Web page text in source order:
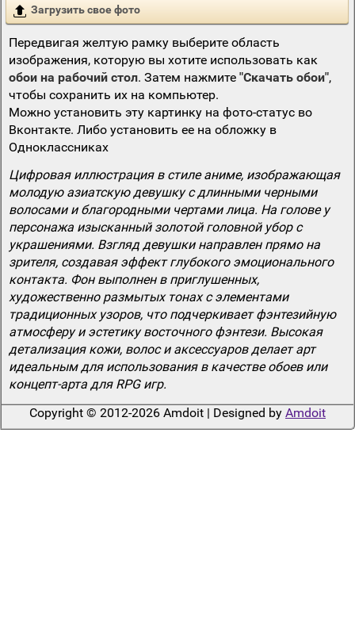
Загрузить свое фото
Передвигая желтую рамку выберите область
изображения, которую вы хотите использовать как
обои на рабочий стол. Затем нажмите "Скачать обои",
чтобы сохранить их на компьютер.
Можно установить эту картинку на фото-статус во
Вконтакте. Либо установить ее на обложку в
Одноклассниках
Цифровая иллюстрация в стиле аниме, изображающая
молодую азиатскую девушку с длинными черными
волосами и благородными чертами лица. На голове у
персонажа изысканный золотой головной убор с
украшениями. Взгляд девушки направлен прямо на
зрителя, создавая эффект глубокого эмоционального
контакта. Фон выполнен в приглушенных,
художественно размытых тонах с элементами
традиционных узоров, что подчеркивает фэнтезийную
атмосферу и эстетику восточного фэнтези. Высокая
детализация кожи, волос и аксессуаров делает арт
идеальным для использования в качестве обоев или
концепт-арта для RPG игр.
Copyright © 2012-2026 Amdoit | Designed by Amdoit